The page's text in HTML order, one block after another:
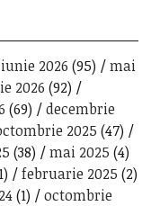
iunie 2026 (95)
mai
2026 (92)
(69)
decembrie
2025 (47)
(38) mai 2025 (4)
februarie 2025 (2)
(1)
octombrie